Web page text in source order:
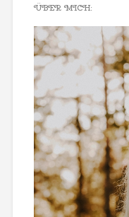
ÜBER MICH: